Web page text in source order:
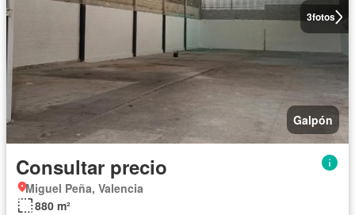
3fotos
Galpón
Consultar precio
Miguel Peña, Valencia
880 m²